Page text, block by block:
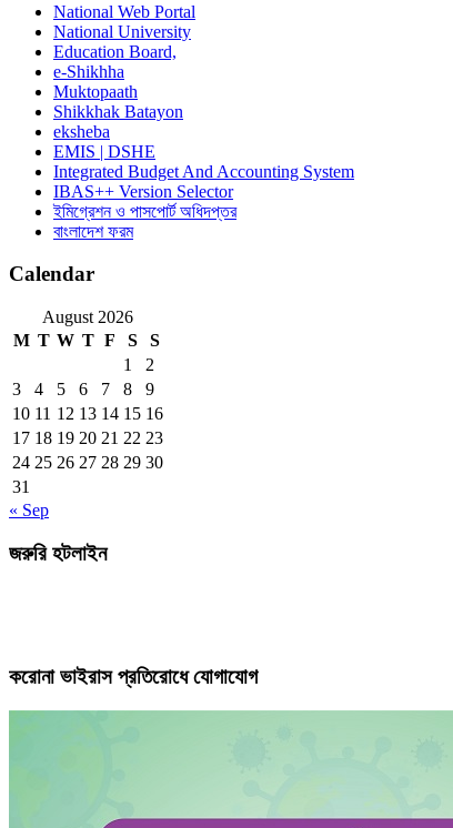
National Web Portal
National University
Education Board,
e-Shikhha
Muktopaath
Shikkhak Batayon
eksheba
EMIS | DSHE
Integrated Budget And Accounting System
IBAS++ Version Selector
ইমিগ্রেশন ও পাসপোর্ট অধিদপ্তর
বাংলাদেশ ফরম
Calendar
August 2026
M T W T F S
S
1
2
3
4 5 6 7 8
9
10 11 12 13 14 15 16
17 18 19 20 21 22 23
24 25 26 27 28 29 30
31
« Sep
জরুরি হটলাইন
করোনা ভাইরাস প্রতিরোধে যোগাযোগ